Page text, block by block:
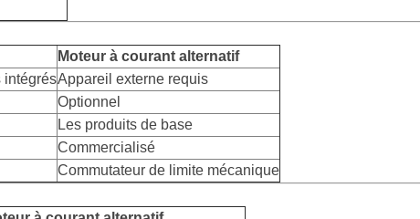
Moteur à courant alternatif
intégrésAppareil externe requis
Optionnel
Les produits de base
Commercialisé
Commutateur de limite mécanique